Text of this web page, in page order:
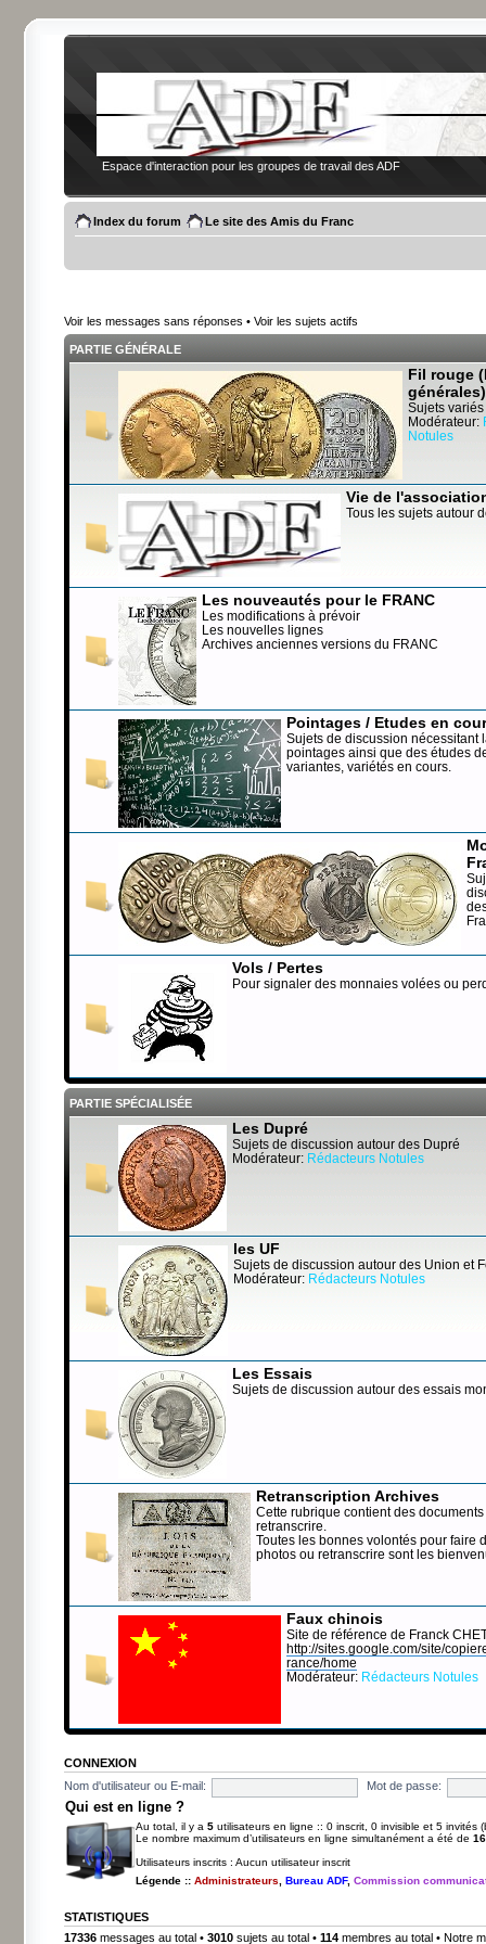
Espace d'interaction pour les groupes de travail des ADF
Index du forum Le site des Amis du Franc
Voir les messages sans réponses • Voir les sujets actifs
PARTIE GÉNÉRALE
Fil rouge
générales)
Sujets variés
Modérateur:
Notules
Vie de
Tous les sujets autour
Les nouveautés pour le FRANC
Les modifications à prévoir
Les nouvelles lignes
Archives anciennes versions du FRANC
Pointages / Etudes en
Sujets de discussion nécessitant
pointages ainsi que des études
variantes, variétés en cours.
Vols / Pertes
Pour signaler des monnaies volées ou
PARTIE SPÉCIALISÉE
Les Dupré
Sujets de discussion autour des Dupré
Modérateur: Rédacteurs Notules
les UF
Sujets de discussion autour des Union et
Modérateur: Rédacteurs Notules
Les Essais
Sujets de discussion autour des essais
Retranscription Archives
Cette rubrique contient des
retranscrire.
Toutes les bonnes volontés pour faire
photos ou retranscrire sont les
Faux chinois
Site de référence de Franck
http://sites.google.com/site/
rance/home
Modérateur: Rédacteurs Notules
CONNEXION
Nom d'utilisateur ou E-mail:
Mot de passe:
Qui est en ligne ?
Au total, il y a 5 utilisateurs en ligne :: 0 inscrit, 0 invisible et 5 invités
Le nombre maximum d’utilisateurs en ligne simultanément a été de
Utilisateurs inscrits : Aucun utilisateur inscrit
Légende :: Administrateurs Bureau ADF, Commission
STATISTIQUES
17336 messages au total • 3010 sujets au total • 114 membres au total • Notre